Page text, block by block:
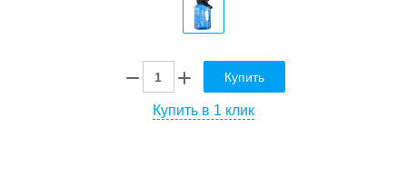
Купить
Купить в 1 клик